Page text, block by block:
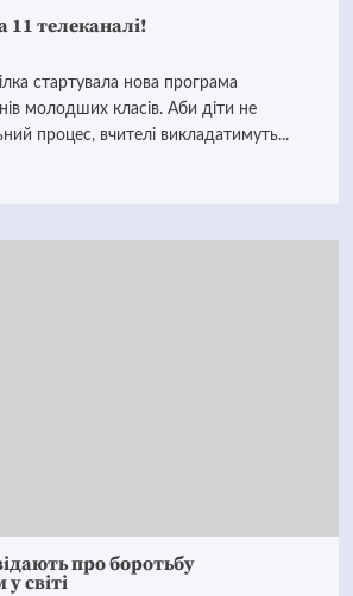
11 телеканалі!
стартувала нова програма
молодших класів. Аби діти не
процес, вчителі викладатимуть...
про боротьбу
світі